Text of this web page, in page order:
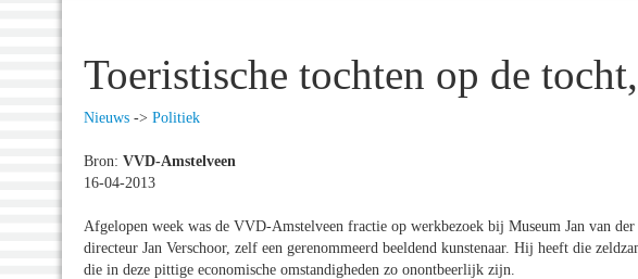
Toeristische tochten op de
Nieuws -> Politiek
Bron: VVD-Amstelveen
16-04-2013
Afgelopen week was de VVD-Amstelveen fractie op werkbezoek bij Museum Jan van
directeur Jan Verschoor, zelf een gerenommeerd beeldend kunstenaar. Hij heeft die
die in deze pittige economische omstandigheden zo onontbeerlijk zijn.